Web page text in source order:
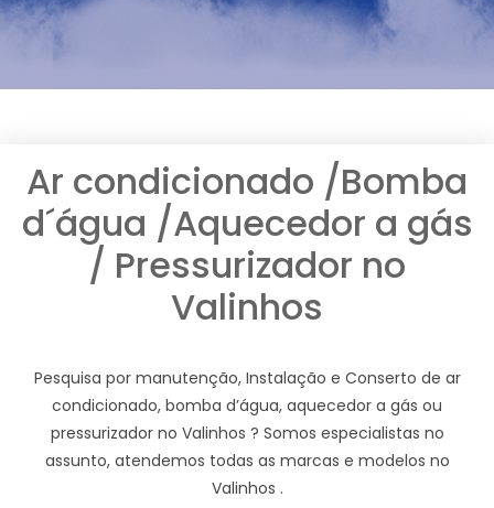
Ar condicionado /Bomba
d´água /Aquecedor a gás
/ Pressurizador no
Valinhos
Pesquisa por manutenção, Instalação e Conserto de ar
condicionado, bomba d’água, aquecedor a gás ou
pressurizador no Valinhos ? Somos especialistas no
assunto, atendemos todas as marcas e modelos no
Valinhos .